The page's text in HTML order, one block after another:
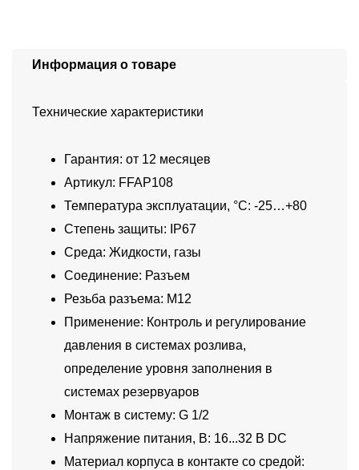
Информация о товаре
Технические характеристики
Гарантия: от 12 месяцев
Артикул: FFAP108
Температура эксплуатации, °C: -25…+80
Степень защиты: IP67
Среда: Жидкости, газы
Соединение: Разъем
Резьба разъема: M12
Применение: Контроль и регулирование
давления в системах розлива,
определение уровня заполнения в
системах резервуаров
Монтаж в систему: G 1/2
Напряжение питания, В: 16...32 В DC
Материал корпуса в контакте со средой: